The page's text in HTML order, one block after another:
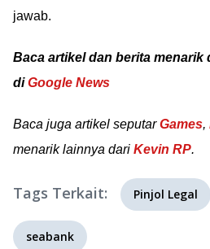
jawab.
Baca artikel dan berita menarik
diGoogle News
Baca juga artikel seputarGames,
menarik lainnya dari Kevin RP.
Tags Terkait: Pinjol Legal
seabank